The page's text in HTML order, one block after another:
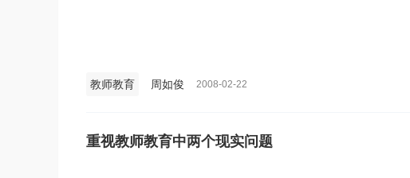
教师教育 周如俊 2008-02-22
重视教师教育中两个现实问题